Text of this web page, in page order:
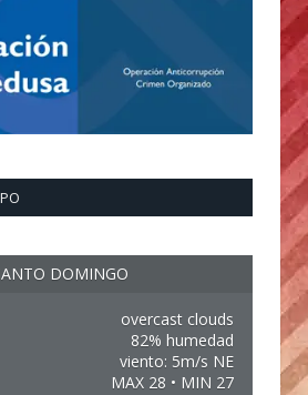
DOMINGO
overcast clouds
82% humedad
viento: 5m/s NE
MAX 28 • MIN 27